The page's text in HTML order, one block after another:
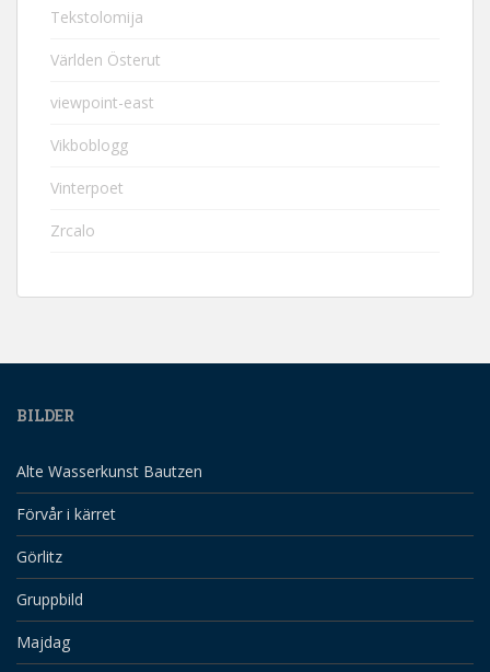
Tekstolomija
Världen Österut
viewpoint-east
Vikboblogg
Vinterpoet
Zrcalo
BILDER
Alte Wasserkunst Bautzen
Förvår i kärret
Görlitz
Gruppbild
Majdag